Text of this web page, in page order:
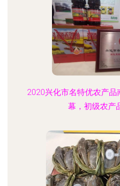
2020兴化市名特优农产
幕，初级农产